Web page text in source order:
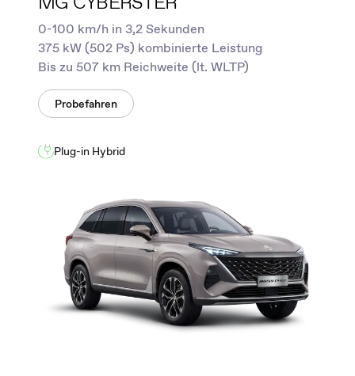
0-100 km/h in 3,2 Sekunden
375 kW (502 Ps) kombinierte Leistung
Bis zu 507 km Reichweite (lt. WLTP)
Probefahren
Plug-in Hybrid